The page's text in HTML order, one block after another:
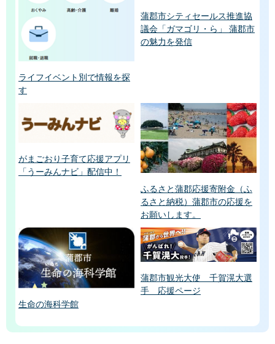
ライフイベント別で情報を探
す
蒲郡市シティセールス推進協
議会「ガマゴリ・ら」 蒲郡市
の魅力を発信
がまごおり子育て応援アプリ
「うーみんナビ」配信中！
ふるさと蒲郡応援寄附金（ふ
るさと納税）蒲郡市の応援を
お願いします。
生命の海科学館
蒲郡市観光大使 千賀滉大選
手 応援ページ